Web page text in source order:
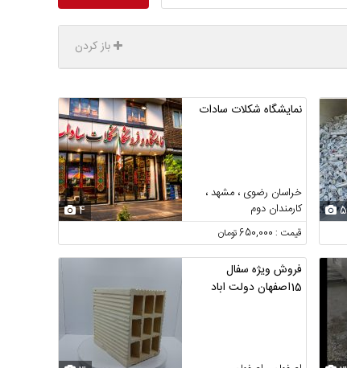
باز کردن
5
نمایشگاه شکلات سادات
خراسان رضوی ، مشهد ،
کارمندان دوم
4
قیمت : 650,000 تومان
فروش ویژه سفال
15اصفهان دولت اباد